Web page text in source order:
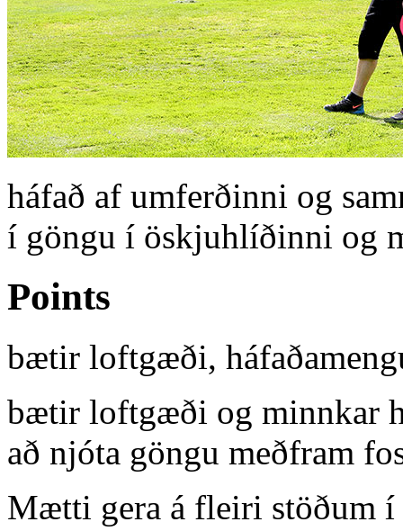
háfað af umferðinni og
í göngu í öskjuhlíðinni og
Points
bætir loftgæði,
bætir loftgæði og minnkar
að njóta göngu meðfram
Mætti gera á fleiri stöðum